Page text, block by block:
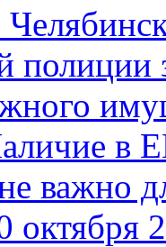
в
важно
октября